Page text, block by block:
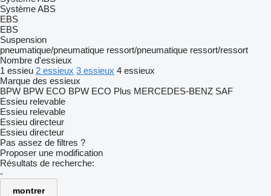
Système ABS
EBS
EBS
Suspension
pneumatique/pneumatique ressort/pneumatique ressort/ressort
Nombre d'essieux
1 essieu 2 essieux 3 essieux 4 essieux
Marque des essieux
BPW BPW ECO BPW ECO Plus MERCEDES-BENZ SAF
Essieu relevable
Essieu relevable
Essieu directeur
Essieu directeur
Pas assez de filtres ?
Proposer une modification
Résultats de recherche:
-
montrer